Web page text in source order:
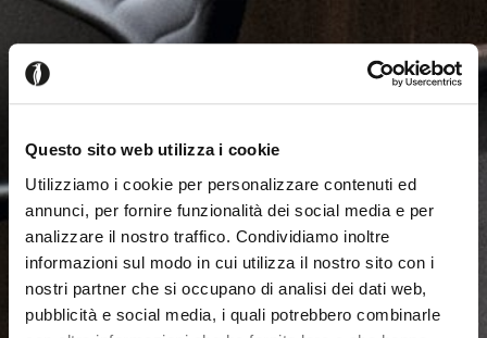
Questo sito web utilizza i cookie
Utilizziamo i cookie per personalizzare contenuti ed
annunci, per fornire funzionalità dei social media e per
analizzare il nostro traffico. Condividiamo inoltre
informazioni sul modo in cui utilizza il nostro sito con i
nostri partner che si occupano di analisi dei dati web,
pubblicità e social media, i quali potrebbero combinarle